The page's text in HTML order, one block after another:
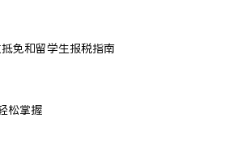
免和留学生报税指南
松掌握